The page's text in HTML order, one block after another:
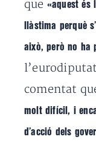
que «aquest és
llàstima perquè
això, però no ha
comentat
molt difícil, i
d’acció dels